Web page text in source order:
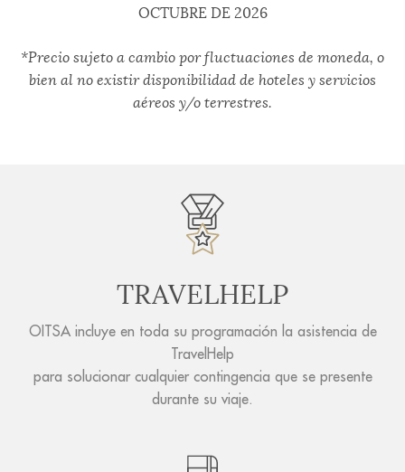
OCTUBRE DE 2026
*Precio sujeto a cambio por fluctuaciones de moneda, o
bien al no existir disponibilidad de hoteles y servicios
aéreos y/o terrestres.
TRAVELHELP
OITSA incluye en toda su programación la asistencia de
TravelHelp
para solucionar cualquier contingencia que se presente
durante su viaje.